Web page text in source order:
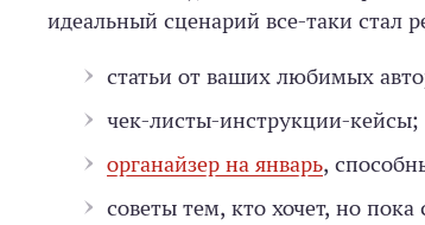
идеальный сценарий все-таки стал
статьи от ваших любимых
чек-листы-инструкции-кейсы;
органайзер на январь,
советы тем, кто хочет, но пока